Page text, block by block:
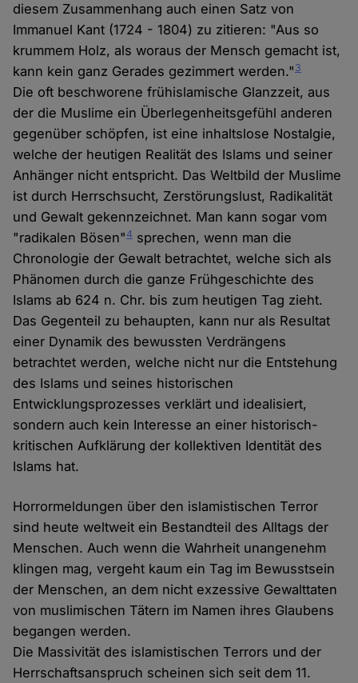
diesem Zusammenhang auch einen Satz von
Immanuel Kant (1724 - 1804) zu zitieren: "Aus so
krummem Holz, als woraus der Mensch gemacht ist,
kann kein ganz Gerades gezimmert werden."3
Die oft beschworene frühislamische Glanzzeit, aus
der die Muslime ein Überlegenheitsgefühl anderen
gegenüber schöpfen, ist eine inhaltslose Nostalgie,
welche der heutigen Realität des Islams und seiner
Anhänger nicht entspricht. Das Weltbild der Muslime
ist durch Herrschsucht, Zerstörungslust, Radikalität
und Gewalt gekennzeichnet. Man kann sogar vom
"radikalen Bösen"4 sprechen, wenn man die
Chronologie der Gewalt betrachtet, welche sich als
Phänomen durch die ganze Frühgeschichte des
Islams ab 624 n. Chr. bis zum heutigen Tag zieht.
Das Gegenteil zu behaupten, kann nur als Resultat
einer Dynamik des bewussten Verdrängens
betrachtet werden, welche nicht nur die Entstehung
des Islams und seines historischen
Entwicklungsprozesses verklärt und idealisiert,
sondern auch kein Interesse an einer historisch-
kritischen Aufklärung der kollektiven Identität des
Islams hat.
Horrormeldungen über den islamistischen Terror
sind heute weltweit ein Bestandteil des Alltags der
Menschen. Auch wenn die Wahrheit unangenehm
klingen mag, vergeht kaum ein Tag im Bewusstsein
der Menschen, an dem nicht exzessive Gewalttaten
von muslimischen Tätern im Namen ihres Glaubens
begangen werden.
Die Massivität des islamistischen Terrors und der
Herrschaftsanspruch scheinen sich seit dem 11.